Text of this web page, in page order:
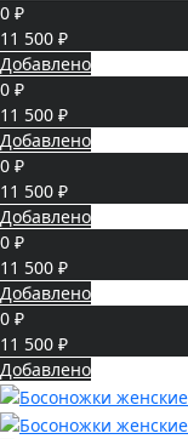
0 ₽
11 500 ₽
Добавлено
0 ₽
11 500 ₽
Добавлено
0 ₽
11 500 ₽
Добавлено
0 ₽
11 500 ₽
Добавлено
0 ₽
11 500 ₽
Добавлено